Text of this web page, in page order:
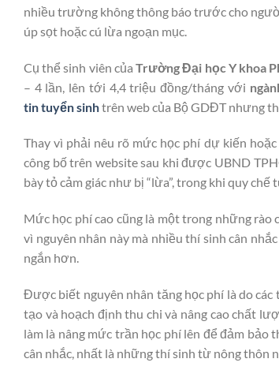
nhiều trường không thông báo trước cho
úp sọt hoặc cú lừa ngoạn mục.
Cụ thể sinh viên củaTrường Đại học Y khoa
– 4 lần, lên tới 4,4 triệu đồng/tháng với
tin tuyển sinhtrên web của Bộ GDĐT nhưng
Thay vì phải nêu rõ mức học phí dự kiến
công bố trên website sau khi được UBND
bày tỏ cảm giác như bị “lừa”, trong khi quy
Mức học phí cao cũng là một trong những
vì nguyên nhân này mà nhiều thí sinh cân
ngắn hơn.
Được biết nguyên nhân tăng học phí là do
tạo và hoạch định thu chi và nâng cao chất
làm là nâng mức trần học phí lên để đảm
cân nhắc, nhất là những thí sinh từ nông thôn